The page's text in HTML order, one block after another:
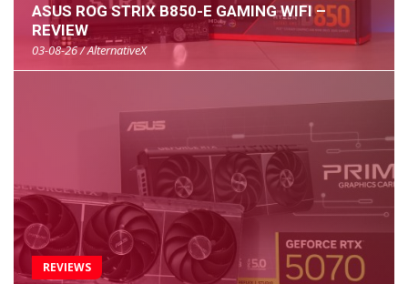
ASUS ROG STRIX B850-E GAMING WIFI –
REVIEW
03-08-26 / AlternativeX
REVIEWS